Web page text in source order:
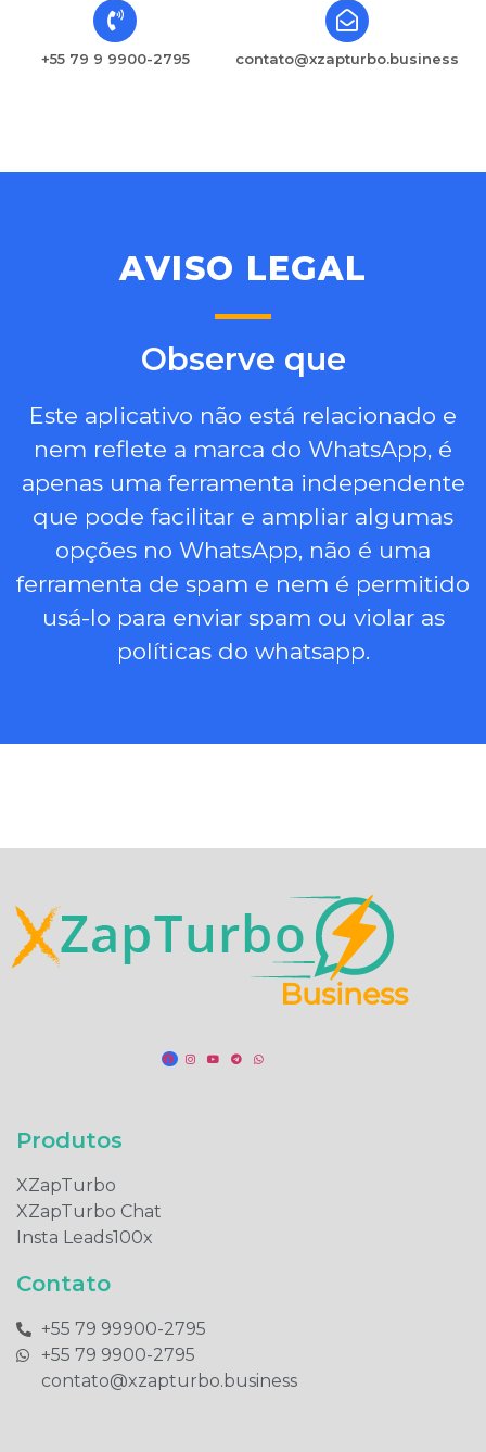
+55 79 9 9900-2795 contato@xzapturbo.business
AVISO LEGAL
Observe que​
Este aplicativo não está relacionado e
nem reflete a marca do WhatsApp, é
apenas uma ferramenta independente
que pode facilitar e ampliar algumas
opções no WhatsApp, não é uma
ferramenta de spam e nem é permitido
usá-lo para enviar spam ou violar as
políticas do whatsapp.
Produtos​
XZapTurbo
XZapTurbo Chat
Insta Leads100x
Contato
+55 79 99900-2795​
+55 79 9900-2795​
contato@xzapturbo.business